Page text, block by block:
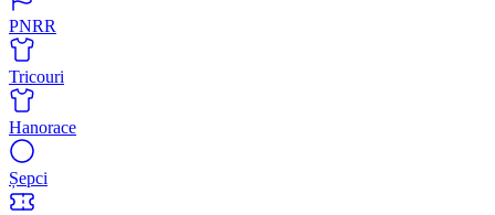
PNRR
Tricouri
Hanorace
Șepci